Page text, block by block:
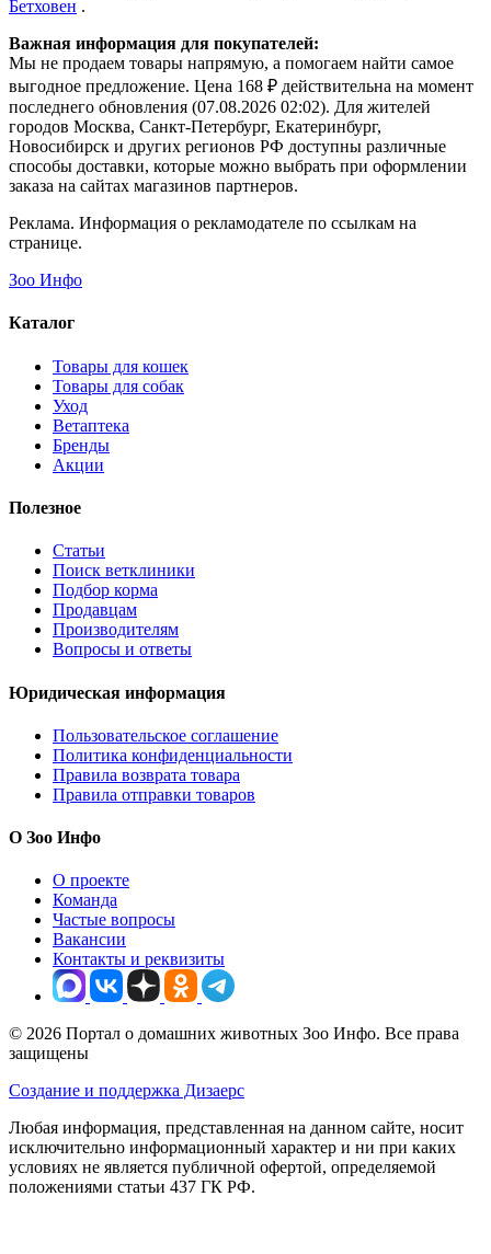
Бетховен .
Важная информация для покупателей:
Мы не продаем товары напрямую, а помогаем найти самое
выгодное предложение. Цена 168 ₽ действительна на момент
последнего обновления (07.08.2026 02:02). Для жителей
городов Москва, Санкт-Петербург, Екатеринбург,
Новосибирск и других регионов РФ доступны различные
способы доставки, которые можно выбрать при оформлении
заказа на сайтах магазинов партнеров.
Реклама. Информация о рекламодателе по ссылкам на
странице.
Зоо Инфо
Каталог
Товары для кошек
Товары для собак
Уход
Ветаптека
Бренды
Акции
Полезное
Статьи
Поиск ветклиники
Подбор корма
Продавцам
Производителям
Вопросы и ответы
Юридическая информация
Пользовательское соглашение
Политика конфиденциальности
Правила возврата товара
Правила отправки товаров
О Зоо Инфо
О проекте
Команда
Частые вопросы
Вакансии
Контакты и реквизиты
© 2026 Портал о домашних животных Зоо Инфо. Все права
защищены
Создание и поддержка Дизаерс
Любая информация, представленная на данном сайте, носит
исключительно информационный характер и ни при каких
условиях не является публичной офертой, определяемой
положениями статьи 437 ГК РФ.